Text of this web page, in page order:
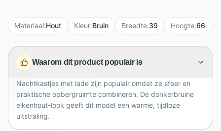
66 cm en diepte van 35 cm biedt dit nachtkastje een
essentials netjes uit het zicht, terwijl het bovenblad
ruimte biedt voor een lamp, boek of glas water. Een
stijlvol nachtkastje voor wie comfort, eenvoud en een
opgeruimde slaapkamer belangrijk vindt.
Materiaal:Hout Kleur:Bruin Breedte:39 Hoogte:66
Waarom dit product populair is
Nachtkastjes met lade zijn populair omdat ze sfeer en
praktische opbergruimte combineren. De donkerbruine
eikenhout-look geeft dit model een warme, tijdloze
uitstraling.